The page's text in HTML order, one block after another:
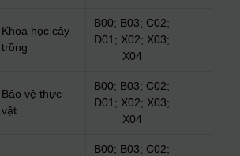
Khoa học cây
trồng
B00; B03; C02;
D01; X02; X03;
X04
Bảo vệ thực
vật
B00; B03; C02;
D01; X02; X03;
X04
B00; B03; C02;